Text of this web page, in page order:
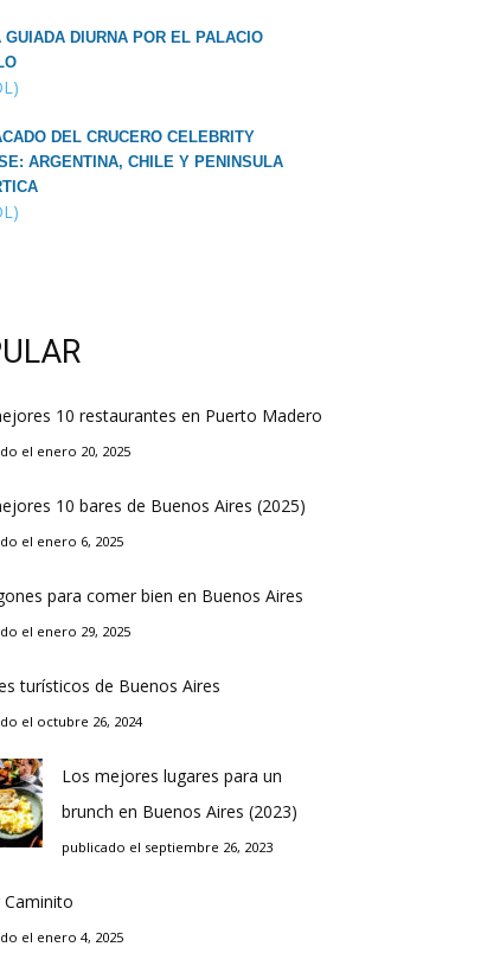
GUIADA DIURNA POR EL PALACIO
DEL CRUCERO CELEBRITY
ARGENTINA, CHILE Y PENINSULA
10 restaurantes en Puerto Madero
el enero 20, 2025
10 bares de Buenos Aires (2025)
el enero 6, 2025
para comer bien en Buenos Aires
el enero 29, 2025
turísticos de Buenos Aires
el octubre 26, 2024
Los mejores lugares para un
brunch en Buenos Aires (2023)
publicado el septiembre 26, 2023
Caminito
el enero 4, 2025